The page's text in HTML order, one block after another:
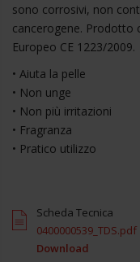
sono corrosivi, non
cancerogene. Prodotto
Europeo CE 1223/2009.
• Aiuta la pelle
• Non unge
• Non più irritazioni
• Fragranza
• Pratico utilizzo
Scheda Tecnica
0400000539_TDS.pdf
Download